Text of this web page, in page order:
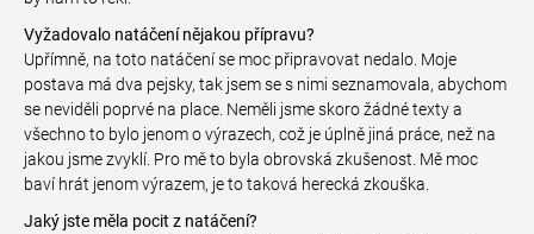
Vyžadovalo natáčení nějakou přípravu?
Upřímně, na toto natáčení se moc připravovat nedalo. Moje
postava má dva pejsky, tak jsem se s nimi seznamovala, abychom
se neviděli poprvé na place. Neměli jsme skoro žádné texty a
všechno to bylo jenom o výrazech, což je úplně jiná práce, než na
jakou jsme zvyklí. Pro mě to byla obrovská zkušenost. Mě moc
baví hrát jenom výrazem, je to taková herecká zkouška.
Jaký jste měla pocit z natáčení?